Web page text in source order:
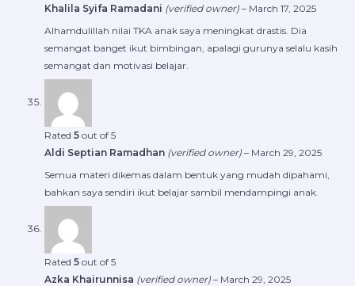
Khalila Syifa Ramadani (verified owner) – March 17, 2025
Alhamdulillah nilai TKA anak saya meningkat drastis. Dia
semangat banget ikut bimbingan, apalagi gurunya selalu kasih
semangat dan motivasi belajar.
Rated 5 out of 5
Aldi Septian Ramadhan (verified owner) – March 29, 2025
Semua materi dikemas dalam bentuk yang mudah dipahami,
bahkan saya sendiri ikut belajar sambil mendampingi anak.
Rated 5 out of 5
Azka Khairunnisa (verified owner) – March 29, 2025